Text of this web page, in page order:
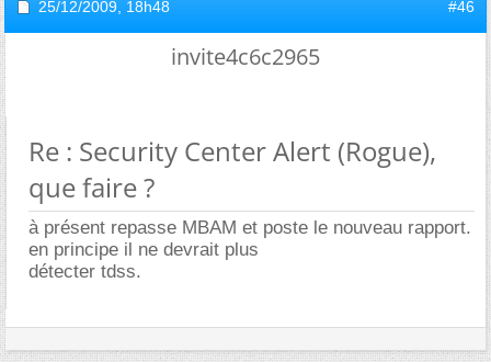
25/12/2009, 18h48 #46
invite4c6c2965
Re : Security Center Alert (Rogue),
que faire ?
à présent repasse MBAM et poste le nouveau rapport.
en principe il ne devrait plus
détecter tdss.